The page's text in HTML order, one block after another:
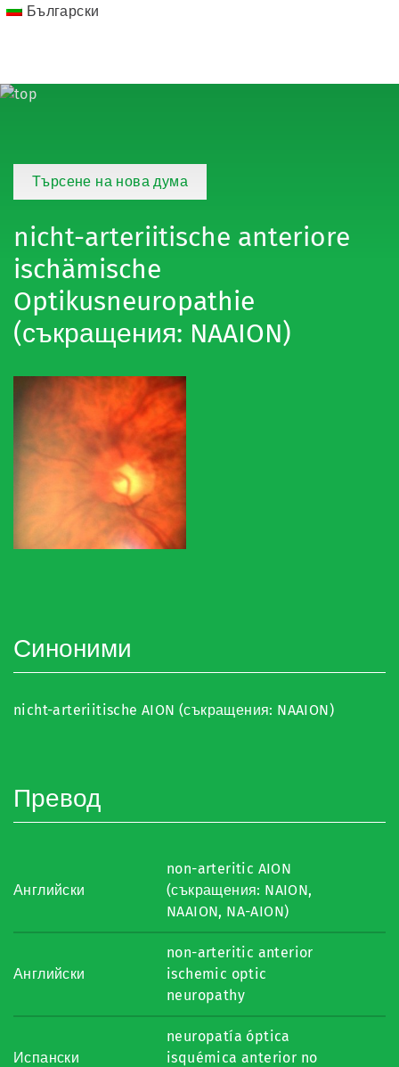
Български
Търсене на нова дума
nicht-arteriitische anteriore
ischämische
Optikusneuropathie
(съкращения: NAAION)
Синоними
nicht-arteriitische AION (съкращения: NAAION)
Превод
Английски
non-arteritic AION
(съкращения: NAION,
NAAION, NA-AION)
Английски
non-arteritic anterior
ischemic optic
neuropathy
Испански
neuropatía óptica
isquémica anterior no